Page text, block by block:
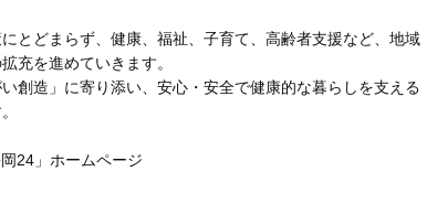
とどまらず、健康、福祉、子育て、高齢者支援など、地域
充を進めていきます。
創造」に寄り添い、安心・安全で健康的な暮らしを支える
24」ホームページ